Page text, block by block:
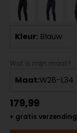
Kleur: Blauw
Wat is mijn maat?
Maat:W28-L34
179,99
+ gratis verzending